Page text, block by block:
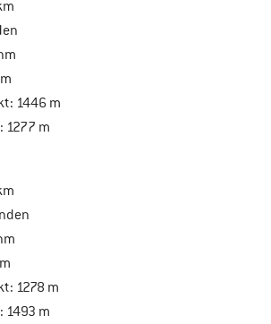
1446 m
1277 m
1278 m
1493 m